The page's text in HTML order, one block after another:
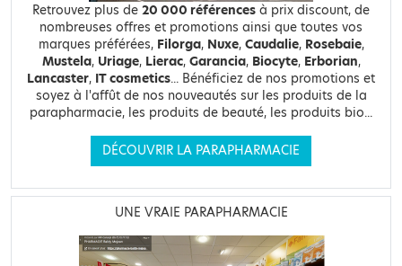
Retrouvez plus de 20 000 références à prix discount, de
nombreuses offres et promotions ainsi que toutes vos
marques préférées, Filorga, Nuxe, Caudalie, Rosebaie,
Mustela, Uriage, Lierac, Garancia, Biocyte, Erborian,
Lancaster, IT cosmetics... Bénéficiez de nos promotions et
soyez à l'affût de nos nouveautés sur les produits de la
parapharmacie, les produits de beauté, les produits bio...
DÉCOUVRIR LA PARAPHARMACIE
UNE VRAIE PARAPHARMACIE